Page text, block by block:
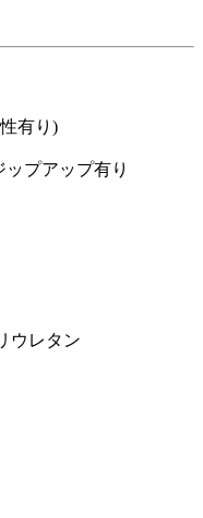
有り)
ップアップ有り
ウレタン